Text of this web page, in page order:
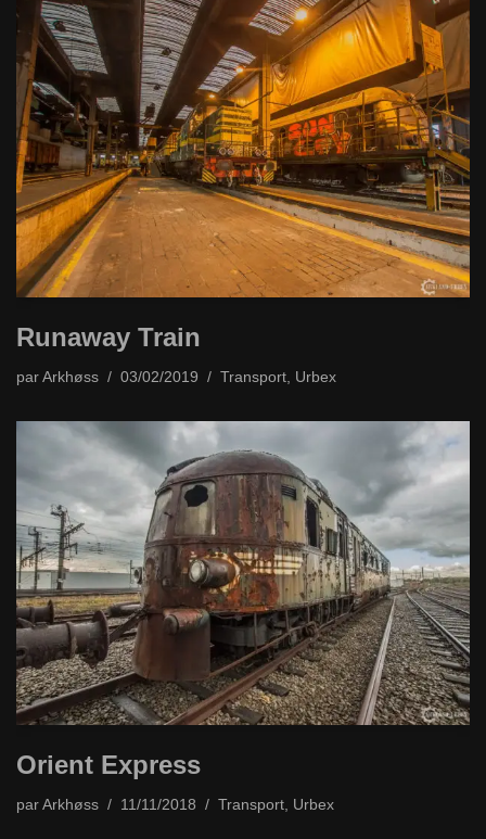
Runaway Train
par Arkhøss 03/02/2019 Transport Urbex
Orient Express
par Arkhøss 11/11/2018 Transport, Urbex